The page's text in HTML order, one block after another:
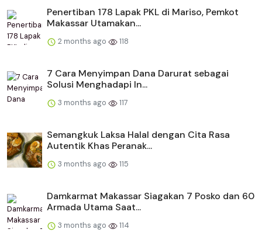
Penertiban 178 Lapak PKL di Mariso, Pemkot
Makassar Utamakan...
2 months ago 118
​​7 Cara Menyimpan Dana Darurat sebagai
Solusi Menghadapi In...
3 months ago 117
Semangkuk Laksa Halal dengan Cita Rasa
Autentik Khas Peranak...
3 months ago 115
Damkarmat Makassar Siagakan 7 Posko dan 60
Armada Utama Saat...
3 months ago 114